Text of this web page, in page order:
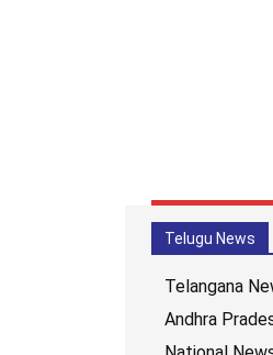
Telugu News
Telangana
Andhra